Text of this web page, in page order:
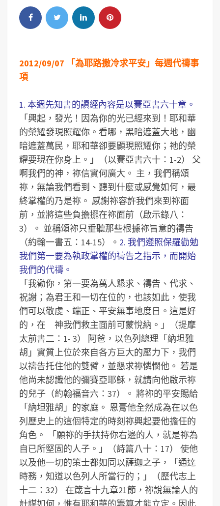
2012/09/07 「為耶路撒冷求平安」每週代禱事
項
1. 本週先知書的讀經內容是以賽亞書六十章。
「興起，發光！因為你的光已經來到！耶和華
的榮耀發現照耀你。看哪，黑暗遮蓋大地，幽
暗遮蓋萬民，耶和華卻要顯現照耀你；祂的榮
耀要現在你身上。」（以賽亞書六十：1-2）
父
啊我們的神，祢信實何廣大。 主，我們稱頌
祢，無論我們看到、聽到什麼或感覺如何，最
終掌權的乃是祢。 感謝祢容許我們來到祢面
前，並將這些負擔擺在祢面前（啟示錄八：
3）。 並稱頌祢只垂聽那些根據祢旨意的禱告
（約翰一書五：14-15）。 2. 我們遵照保羅勸勉
我們第一要為執政掌權的禱告之指示，而開始
我們的代禱。
「我勸你，第一要為萬人懇求、禱告、代求、
祝謝；為君王和一切在位的，也該如此，使我
們可以敬虔、端正、平安無事地度日。這是好
的，在 神我們救主面前可蒙悅納。」（提摩
太前書二：1- 3）
阿爸，以色列總理「納坦雅
胡」實質上位於來自各方巨大的壓力下，我們
以禱告托住他的雙臂，並懇求祢憐憫他。 若是
他尚未認識他的彌賽亞耶穌，就請向他啟示祢
的兒子（約翰福音六：37）。 將祢的平安賜給
「納坦雅胡」的家庭。 恩膏他全然成為在以色
列歷史上的這個特定的時刻祢興起要他擔任的
角色。
「願祢的手扶持你右邊的人，就是祢為
自已所堅固的人子。」（詩篇八十：17）
使他
以及他一切的策士都如同以薩迦之子，「通達
時務，知道以色列人所當行的；」（歷代志上
十二：32）
在箴言十九章21節，祢說無論人的